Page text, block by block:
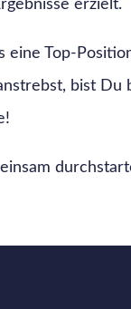
erzielt.
eine Top-
bist Du